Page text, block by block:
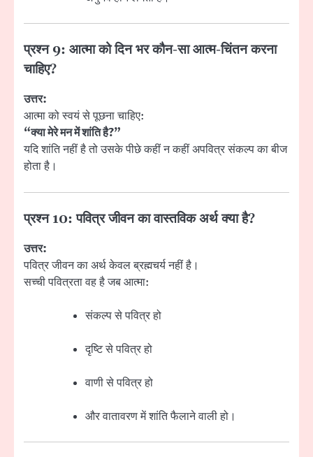
प्रश्न 9: आत्मा को दिन भर कौन-सा आत्म-चिंतन करना
चाहिए?
उत्तर:
आत्मा को स्वयं से पूछना चाहिए:
“क्या मेरे मन में शांति है?”
यदि शांति नहीं है तो उसके पीछे कहीं न कहीं अपवित्र संकल्प का बीज
होता है।
प्रश्न 10: पवित्र जीवन का वास्तविक अर्थ क्या है?
उत्तर:
पवित्र जीवन का अर्थ केवल ब्रह्मचर्य नहीं है।
सच्ची पवित्रता वह है जब आत्मा:
संकल्प से पवित्र हो
दृष्टि से पवित्र हो
वाणी से पवित्र हो
और वातावरण में शांति फैलाने वाली हो।